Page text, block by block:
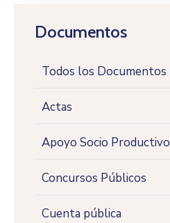
Documentos
Todos los Documentos
Actas
Apoyo Socio Productivo
Concursos Públicos
Cuenta pública